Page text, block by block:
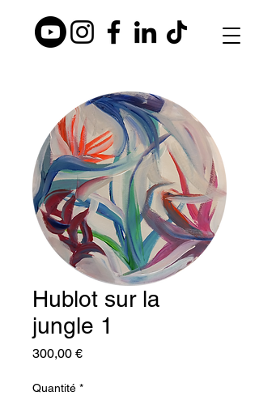
Hublot sur la
jungle 1
300,00 €Prix
Quantité *